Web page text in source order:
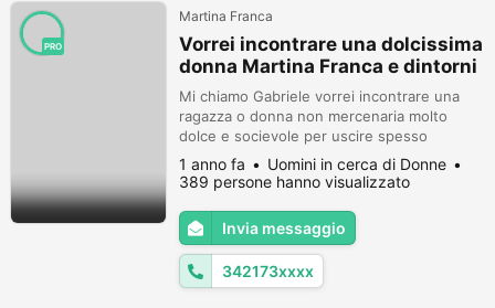
PRO
Martina Franca
Vorrei incontrare una dolcissima
donna Martina Franca e dintorni
Mi chiamo Gabriele vorrei incontrare una
ragazza o donna non mercenaria molto
dolce e socievole per uscire spesso
insieme istaurare un rapporto duraturo
basato principalmente sulle coccole se ci
sei scrivimi tramite whatsapp ti aspetto
3421732095
1 anno fa
Uomini in cerca di Donne
389 persone hanno visualizzato
Invia messaggio
342173xxxx